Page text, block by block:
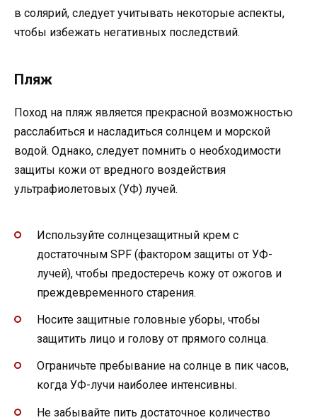
в солярий, следует учитывать некоторые аспекты,
чтобы избежать негативных последствий.
Пляж
Поход на пляж является прекрасной возможностью
расслабиться и насладиться солнцем и морской
водой. Однако, следует помнить о необходимости
защиты кожи от вредного воздействия
ультрафиолетовых (УФ) лучей.
Используйте солнцезащитный крем с
достаточным SPF (фактором защиты от УФ-
лучей), чтобы предостеречь кожу от ожогов и
преждевременного старения.
Носите защитные головные уборы, чтобы
защитить лицо и голову от прямого солнца.
Ограничьте пребывание на солнце в пик часов,
когда УФ-лучи наиболее интенсивны.
Не забывайте пить достаточное количество